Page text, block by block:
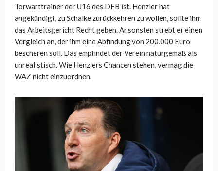
Torwarttrainer der U16 des DFB ist. Henzler hat
angekündigt, zu Schalke zurückkehren zu wollen, sollte ihm
das Arbeitsgericht Recht geben. Ansonsten strebt er einen
Vergleich an, der ihm eine Abfindung von 200.000 Euro
bescheren soll. Das empfindet der Verein naturgemäß als
unrealistisch. Wie Henzlers Chancen stehen, vermag die
WAZ nicht einzuordnen.